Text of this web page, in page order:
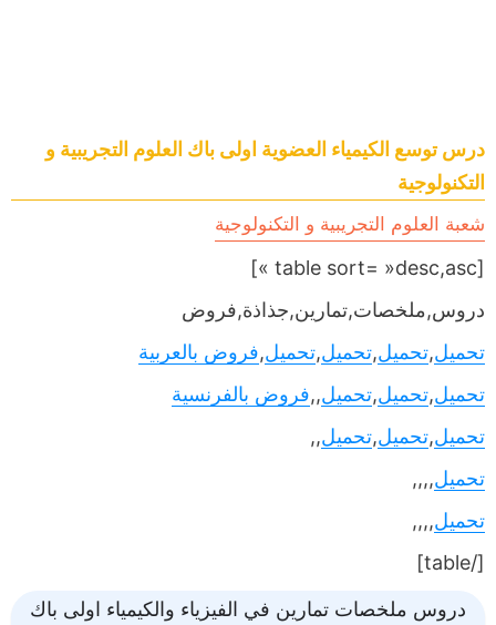
درس توسع الكيمياء العضوية اولى باك العلوم التجريبية و
التكنولوجية
شعبة العلوم التجريبية و التكنولوجية
[table sort= »desc,asc »]
دروس,ملخصات,تمارين,جذاذة,فروض
تحميل,تحميل,تحميل,تحميل,فروض بالعربية
تحميل,تحميل,تحميل,,فروض بالفرنسية
تحميل,تحميل,تحميل,,
تحميل,,,,
تحميل,,,,
[/table]
دروس ملخصات تمارين في الفيزياء والكيمياء اولى باك